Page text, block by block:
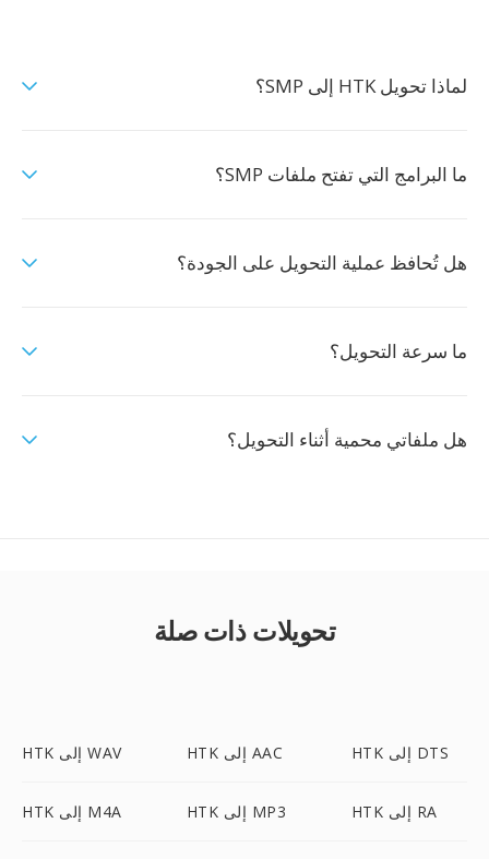
لماذا تحويل HTK إلى SMP؟
ما البرامج التي تفتح ملفات SMP؟
هل تُحافظ عملية التحويل على الجودة؟
ما سرعة التحويل؟
هل ملفاتي محمية أثناء التحويل؟
تحويلات ذات صلة
HTK إلى WAV HTK إلى AAC HTK إلى DTS
HTK إلى M4A HTK إلى MP3 HTK إلى RA